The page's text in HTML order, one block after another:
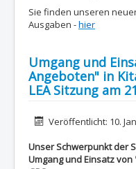
Sie finden unseren
Ausgaben -hier
Umgang und
Angeboten" in
LEA Sitzung am
DetailsVeröffentlicht: 10.
Unser Schwerpunkt der
Umgang und Einsatz